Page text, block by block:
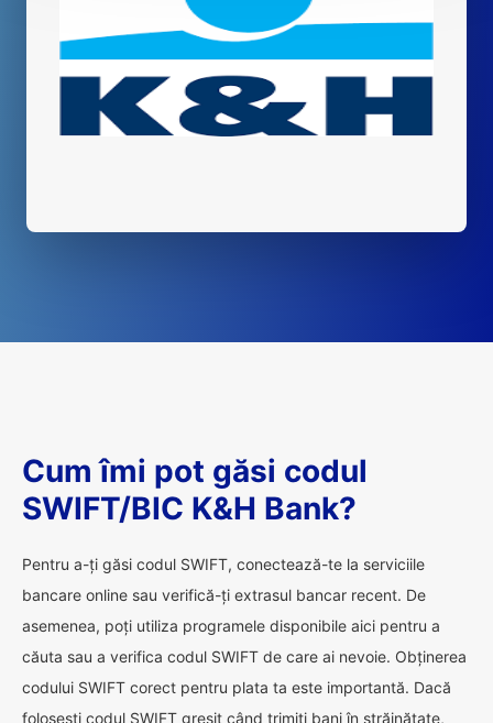
Cum îmi pot găsi codul
SWIFT/BIC K&H Bank?
Pentru a-ți găsi codul SWIFT, conectează-te la serviciile
bancare online sau verifică-ți extrasul bancar recent. De
asemenea, poți utiliza programele disponibile aici pentru a
căuta sau a verifica codul SWIFT de care ai nevoie. Obținerea
codului SWIFT corect pentru plata ta este importantă. Dacă
folosești codul SWIFT greșit când trimiți bani în străinătate,